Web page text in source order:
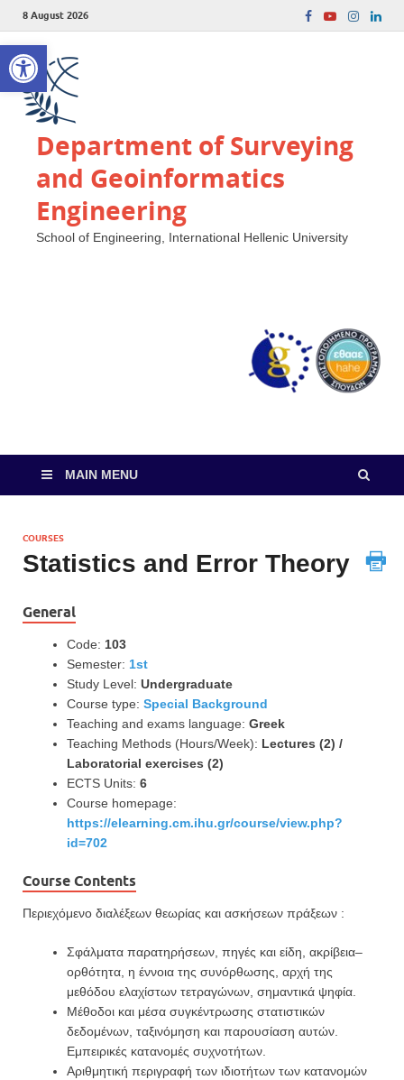
Open toolbar
8 August 2026
Department of Surveying
and Geoinformatics
Engineering
School of Engineering, International Hellenic University
MAIN MENU
COURSES
Statistics and Error Theory
General
Code: 103
Semester: 1st
Study Level: Undergraduate
Course type: Special Background
Teaching and exams language: Greek
Teaching Methods (Hours/Week): Lectures (2) /
Laboratorial exercises (2)
ECTS Units: 6
Course homepage:
https://elearning.cm.ihu.gr/course/view.php?
id=702
Course Contents
Περιεχόμενο διαλέξεων θεωρίας και ασκήσεων πράξεων :
Σφάλματα παρατηρήσεων, πηγές και είδη, ακρίβεια–
ορθότητα, η έννοια της συνόρθωσης, αρχή της
μεθόδου ελαχίστων τετραγώνων, σημαντικά ψηφία.
Μέθοδοι και μέσα συγκέντρωσης στατιστικών
δεδομένων, ταξινόμηση και παρουσίαση αυτών.
Εμπειρικές κατανομές συχνοτήτων.
Αριθμητική περιγραφή των ιδιοτήτων των κατανομών